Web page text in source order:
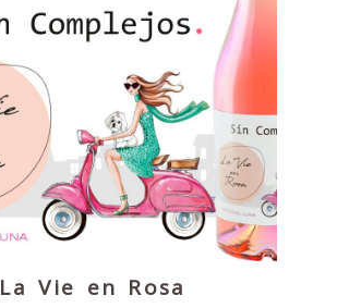
La Vie en Rosa